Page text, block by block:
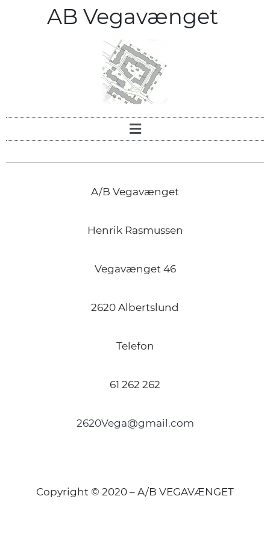
AB Vegavænget
A/B Vegavænget
Henrik Rasmussen
Vegavænget 46
2620 Albertslund
Telefon
61 262 262
2620Vega@gmail.com
Copyright © 2020 – A/B VEGAVÆNGET